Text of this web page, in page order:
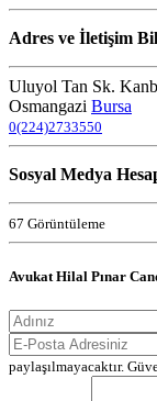
Adres ve İletişim
Uluyol Tan Sk.
Osmangazi Bursa
0(224)2733550
Sosyal Medya
67 Görüntüleme
Avukat Hilal Pınar
paylaşılmayacaktır.